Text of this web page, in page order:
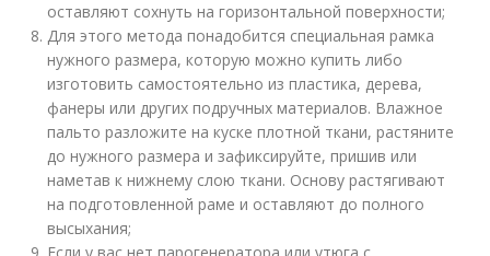
оставляют сохнуть на горизонтальной поверхности;
Для этого метода понадобится специальная рамка
нужного размера, которую можно купить либо
изготовить самостоятельно из пластика, дерева,
фанеры или других подручных материалов. Влажное
пальто разложите на куске плотной ткани, растяните
до нужного размера и зафиксируйте, пришив или
наметав к нижнему слою ткани. Основу растягивают
на подготовленной раме и оставляют до полного
высыхания;